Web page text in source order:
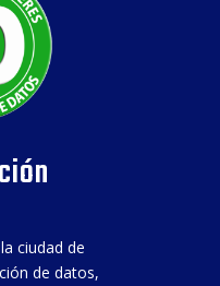
ciudad de
de datos,